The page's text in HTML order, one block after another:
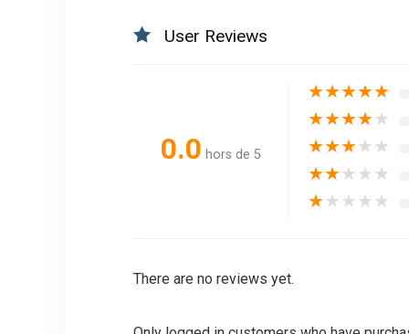
User Reviews
0.0 hors de 5
★★★★★
★★★★★
★★★★★
★★★★★
★★★★★
There are no reviews yet.